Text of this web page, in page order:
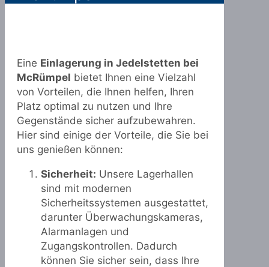
Eine Einlagerung in Jedelstetten bei
McRümpel bietet Ihnen eine Vielzahl
von Vorteilen, die Ihnen helfen, Ihren
Platz optimal zu nutzen und Ihre
Gegenstände sicher aufzubewahren.
Hier sind einige der Vorteile, die Sie bei
uns genießen können:
Sicherheit: Unsere Lagerhallen
sind mit modernen
Sicherheitssystemen ausgestattet,
darunter Überwachungskameras,
Alarmanlagen und
Zugangskontrollen. Dadurch
können Sie sicher sein, dass Ihre